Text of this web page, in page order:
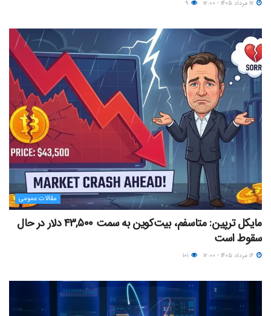
مقالات عمومی
مایکل ترپین: متاسفم، بیت‌کوین به سمت ۴۳,۵۰۰ دلار در حال
سقوط است